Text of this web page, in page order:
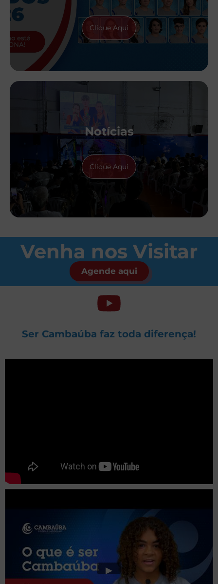
Clique Aqui
Notícias
Clique Aqui
Venha nos Visitar
Agende aqui
Ser Cambaúba faz toda diferença!